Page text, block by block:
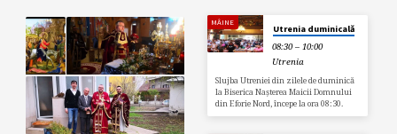
MÂINE
Utrenia duminicală
08:30 – 10:00
Utrenia
Slujba Utreniei din zilele de duminică
la Biserica Nașterea Maicii Domnului
din Eforie Nord, începe la ora 08:30.